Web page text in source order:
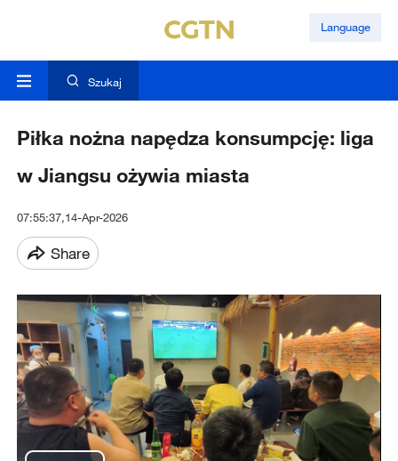
Language
Szukaj
Piłka nożna napędza konsumpcję: liga
w Jiangsu ożywia miasta
07:55:37,14-Apr-2026
Share